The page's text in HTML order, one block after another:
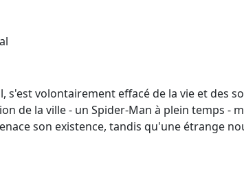
s'est volontairement effacé de la vie et des
de la ville - un Spider-Man à plein temps -
son existence, tandis qu'une étrange